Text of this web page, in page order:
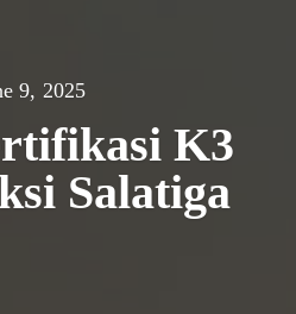
9, 2025
K3
Salatiga